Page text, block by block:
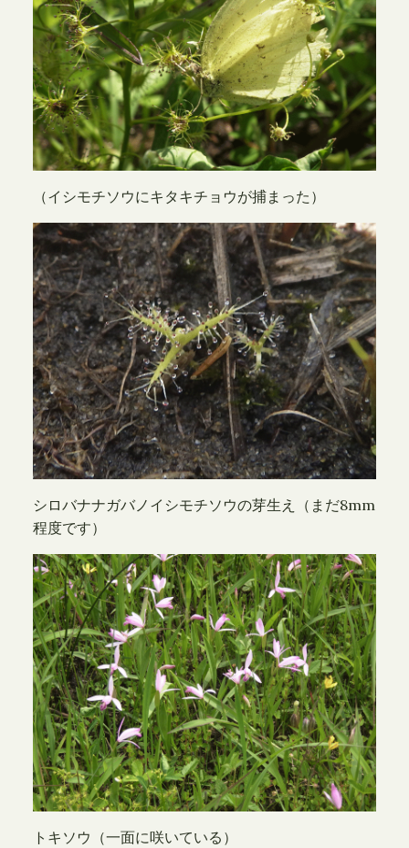
（イシモチソウにキタキチョウが捕まった）
シロバナナガバノイシモチソウの芽生え（まだ8mm
程度です）
トキソウ（一面に咲いている）